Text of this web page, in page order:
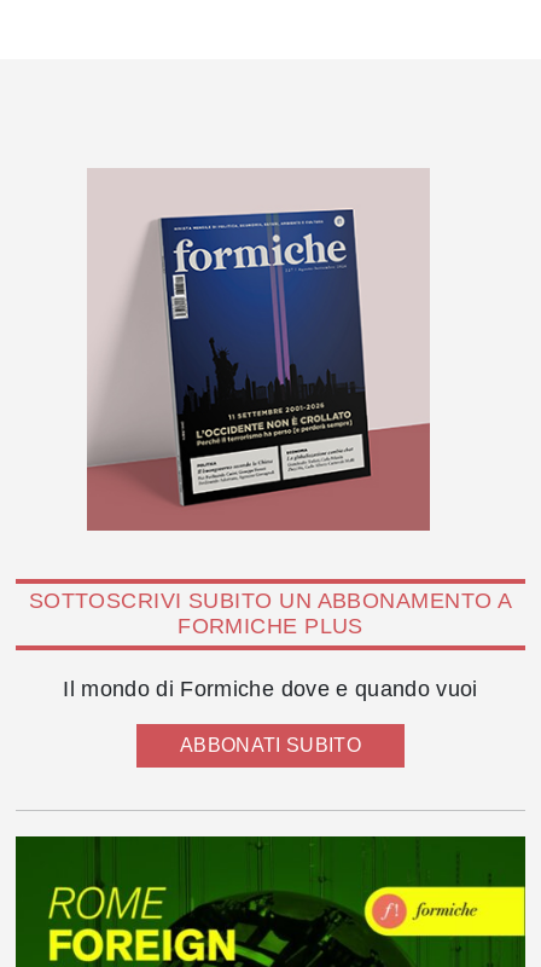
SOTTOSCRIVI SUBITO UN ABBONAMENTO A
FORMICHE PLUS
Il mondo di Formiche dove e quando vuoi
ABBONATI SUBITO